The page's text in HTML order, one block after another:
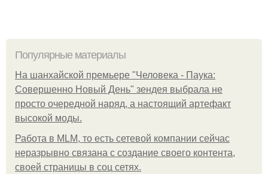
Популярные материалы
На шанхайской премьере "Человека - Паука:
Совершенно Новый День" зендея выбрала не
просто очередной наряд, а настоящий артефакт
высокой моды.
Работа в MLM, то есть сетевой компании сейчас
неразрывно связана с создание своего контента,
своей страницы в соц сетях.